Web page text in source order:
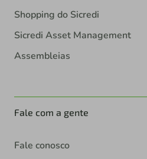
Shopping do Sicredi
Sicredi Asset Management
Assembleias
Fale com a gente
Fale conosco